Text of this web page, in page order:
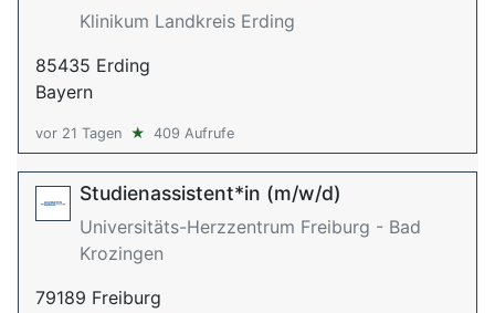
Klinikum Landkreis Erding
85435 Erding
Bayern
vor 21 Tagen ★ 409 Aufrufe
Studienassistent*in (m/w/d)
Universitäts-Herzzentrum Freiburg - Bad
Krozingen
79189 Freiburg